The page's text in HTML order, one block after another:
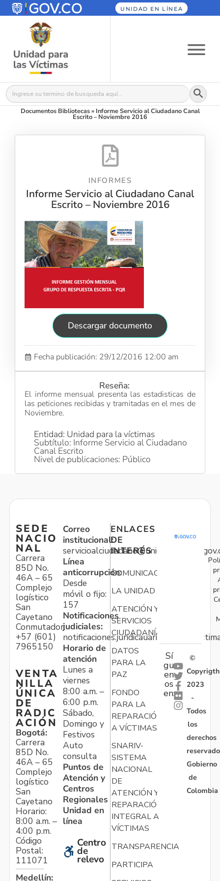
UNIDAD EN LÍNEA
Buscar: Botón
Documentos Bibliotecas» Informe Servicio al Ciudadano Canal
Escrito – Noviembre 2016
INFORMES
Informe Servicio al Ciudadano Canal
Escrito – Noviembre 2016
Descargar documento
Fecha publicación: 29/12/2016 12:00 am
Reseña:
El informe mensual presenta las estadisticas de
las peticiones recibidas y tramitadas en el mes de
Noviembre.
Entidad: Unidad para la víctimas
Subtítulo: Informe Servicio al Ciudadano
Canal Escrito
Nivel de publicaciones: Público
SEDE
NACIO
NAL
Carrera
85D No.
46A – 65
Complejo
logístico
San
Cayetano
Conmutador:
+57 (601)
7965150
VENTA
NILLA
ÚNICA
DE
RADIC
ACIÓN
Bogotá:
Carrera
85D No.
46A – 65
Complejo
logístico
San
Cayetano
Horario:
8:00 a.m. –
4:00 p.m.
Código
Postal:
111071
Medellín:
Correo
institucional:
Línea
anticorrupción:
Desde
móvil o fijo:
157
Notificaciones
judiciales:
Horario de
atención
Lunes a
viernes
8:00 a.m. –
6:00 p.m.
Sábado,
Domingo y
Festivos
Auto
consulta
Puntos de
Atención y
Centros
Regionales
Unidad en
línea
Centro
de
relevo
ENLACES
DE
INTERÉS
COMUNICACIONES
LA UNIDAD
ATENCIÓN Y
SERVICIOS
CIUDADANÍA
DATOS
PARA LA
PAZ
FONDO
PARA LA
REPARACIÓN
A VÍCTIMAS
SNARIV-
SISTEMA
NACIONAL
DE
ATENCIÓN Y
REPARACIÓN
INTEGRAL A
VÍCTIMAS
TRANSPARENCIA
PARTICIPA
Sí
gu
en
os
en:
©
Copyrigth
2023
-
Todos
los
derechos
Gobierno
de
Colombia